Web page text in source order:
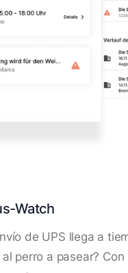
Watch
de UPS llega a
al perro a pasear?